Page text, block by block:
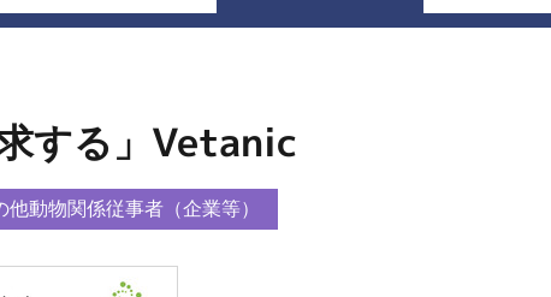
する」Vetanic
他動物関係従事者（企業等）